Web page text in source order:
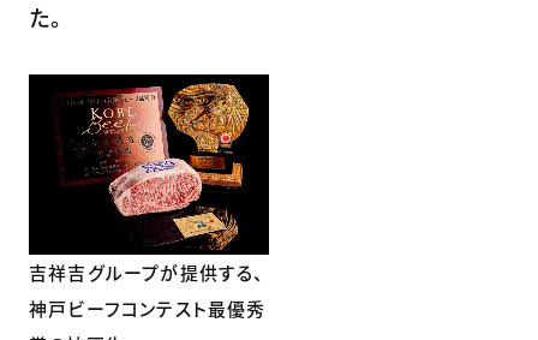
た。
吉祥吉グループが提供する、
神戸ビーフコンテスト最優秀